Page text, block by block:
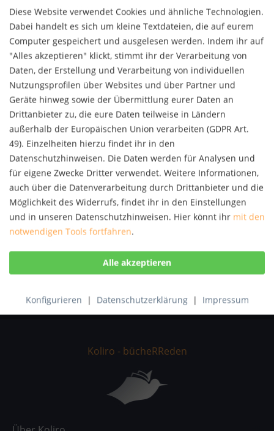
Diese Website verwendet Cookies und ähnliche Technologien.
Dabei handelt es sich um kleine Textdateien, die auf eurem
Computer gespeichert und ausgelesen werden. Indem ihr auf
"Alles akzeptieren" klickt, stimmt ihr der Verarbeitung von
Daten, der Erstellung und Verarbeitung von individuellen
Nutzungsprofilen über Websites und über Partner und
Geräte hinweg sowie der Übermittlung eurer Daten an
Drittanbieter zu, die eure Daten teilweise in Ländern
außerhalb der Europäischen Union verarbeiten (GDPR Art.
49). Einzelheiten hierzu findet ihr in den
Datenschutzhinweisen. Die Daten werden für Analysen und
für eigene Zwecke Dritter verwendet. Weitere Informationen,
auch über die Datenverarbeitung durch Drittanbieter und die
Möglichkeit des Widerrufs, findet ihr in den Einstellungen
und in unseren Datenschutzhinweisen. Hier könnt ihr mit den
notwendigen Tools fortfahren.
Konfigurieren | Datenschutzerklärung | Impressum
IN DENWARENKORB
Merken Bewerten
Verlag:
Dorling Kindersley
Autor:
Sivananda Yoga Vedanta Zentrum
Artikel-Nr.:
KNV69835068
ISBN:
9783831036189
Beschreibung
Traditionelle indische Heilkunst für heute: Das Ayurveda-
Bewertungen
0
Bewertungen lesen, schreiben und diskutieren...mehr
Koliro - bücheRReden